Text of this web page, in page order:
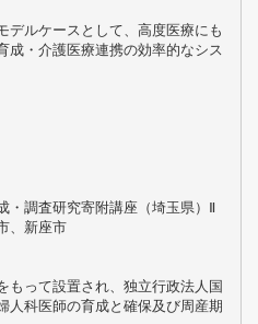
デルケースとして、高度医療にも
成・介護医療連携の効率的なシス
・調査研究寄附講座（埼玉県）Ⅱ
、新座市
もって設置され、独立行政法人国
人科医師の育成と確保及び周産期